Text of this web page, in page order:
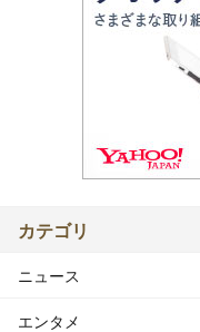
カテゴリ
ニュース
エンタメ